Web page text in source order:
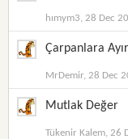
hımym3, 28 Dec
Çarpanlara
MrDemir, 28 Dec
Mutlak Değer
Tükenir Kalem, 26